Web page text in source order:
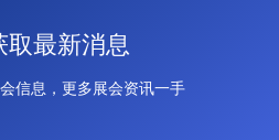
取最新消息
信息，更多展会资讯一手